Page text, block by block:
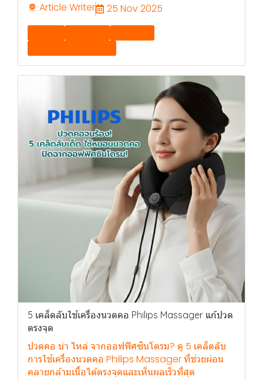
Article Writer
25 Nov 2025
5 เคล็ดลับใช้เครื่องนวดคอ Philips Massager แก้ปวด
ตรงจุด
ปวดคอ บ่า ไหล่ จากออฟฟิศซินโดรม? ดู 5 เคล็ดลับ
การใช้เครื่องนวดคอ Philips Massager ที่ช่วยผ่อน
คลายกล้ามเนื้อได้ตรงจุดและเห็นผลเร็วที่สุด